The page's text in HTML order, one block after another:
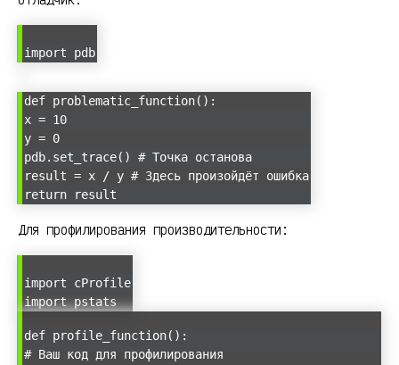
import pdb
def problematic_function():
x = 10
y = 0
pdb.set_trace() # Точка останова
result = x / y # Здесь произойдёт ошибка
return result
Для профилирования производительности:
import cProfile
import pstats
def profile_function():
# Ваш код для профилирования